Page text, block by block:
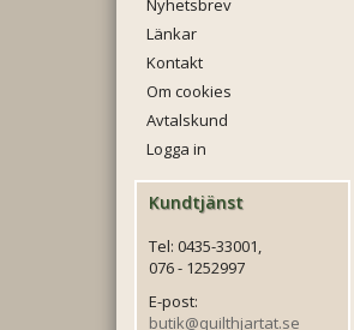
Nyhetsbrev
Länkar
Kontakt
Om cookies
Avtalskund
Logga in
Kundtjänst
Tel: 0435-33001,
076 - 1252997
E-post:
butik@quilthjartat.se